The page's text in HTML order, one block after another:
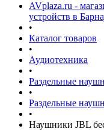
AVplaza.ru -
устройств в
•
Каталог товаров
•
Аудиотехника
•
Раздельные
•
Раздельные
•
Наушники JBL